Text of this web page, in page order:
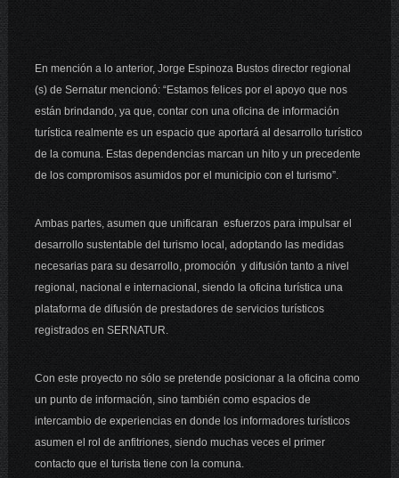
En mención a lo anterior, Jorge Espinoza Bustos director regional
(s) de Sernatur mencionó: “Estamos felices por el apoyo que nos
están brindando, ya que, contar con una oficina de información
turística realmente es un espacio que aportará al desarrollo turístico
de la comuna. Estas dependencias marcan un hito y un precedente
de los compromisos asumidos por el municipio con el turismo”.
Ambas partes, asumen que unificaran esfuerzos para impulsar el
desarrollo sustentable del turismo local, adoptando las medidas
necesarias para su desarrollo, promoción y difusión tanto a nivel
regional, nacional e internacional, siendo la oficina turística una
plataforma de difusión de prestadores de servicios turísticos
registrados en SERNATUR.
Con este proyecto no sólo se pretende posicionar a la oficina como
un punto de información, sino también como espacios de
intercambio de experiencias en donde los informadores turísticos
asumen el rol de anfitriones, siendo muchas veces el primer
contacto que el turista tiene con la comuna.